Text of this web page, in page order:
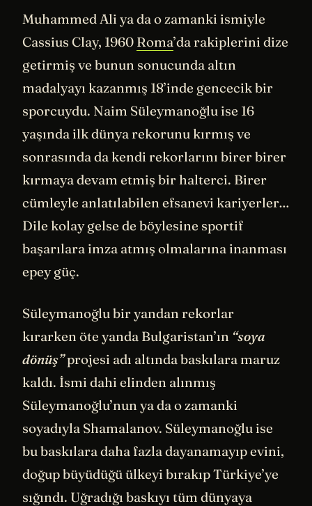
Muhammed Ali ya da o zamanki ismiyle
Cassius Clay, 1960 Roma’da rakiplerini dize
getirmiş ve bunun sonucunda altın
madalyayı kazanmış 18’inde gencecik bir
sporcuydu. Naim Süleymanoğlu ise 16
yaşında ilk dünya rekorunu kırmış ve
sonrasında da kendi rekorlarını birer birer
kırmaya devam etmiş bir halterci. Birer
cümleyle anlatılabilen efsanevi kariyerler…
Dile kolay gelse de böylesine sportif
başarılara imza atmış olmalarına inanması
epey güç.
Süleymanoğlu bir yandan rekorlar
kırarken öte yanda Bulgaristan’ın “soya
dönüş”projesi adı altında baskılara maruz
kaldı. İsmi dahi elinden alınmış
Süleymanoğlu’nun ya da o zamanki
soyadıyla Shamalanov. Süleymanoğlu ise
bu baskılara daha fazla dayanamayıp evini,
doğup büyüdüğü ülkeyi bırakıp Türkiye’ye
sığındı. Uğradığı baskıyı tüm dünyaya